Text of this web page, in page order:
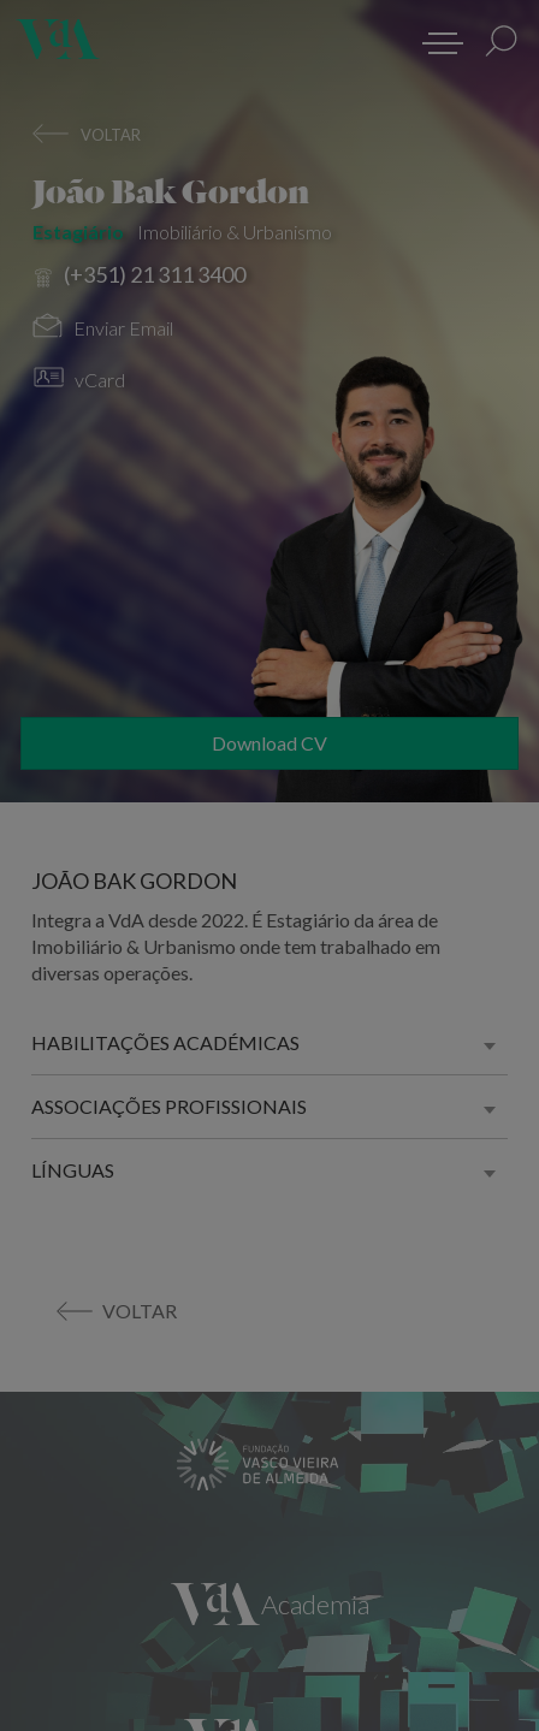
VOLTAR
João Bak Gordon
Estagiário Imobiliário & Urbanismo
(+351) 21 311 3400
Enviar Email
vCard
Download CV
JOÃO BAK GORDON
Integra a VdA desde 2022. É Estagiário da área de
Imobiliário & Urbanismo onde tem trabalhado em
diversas operações.
HABILITAÇÕES ACADÉMICAS
ASSOCIAÇÕES PROFISSIONAIS
LÍNGUAS
VOLTAR